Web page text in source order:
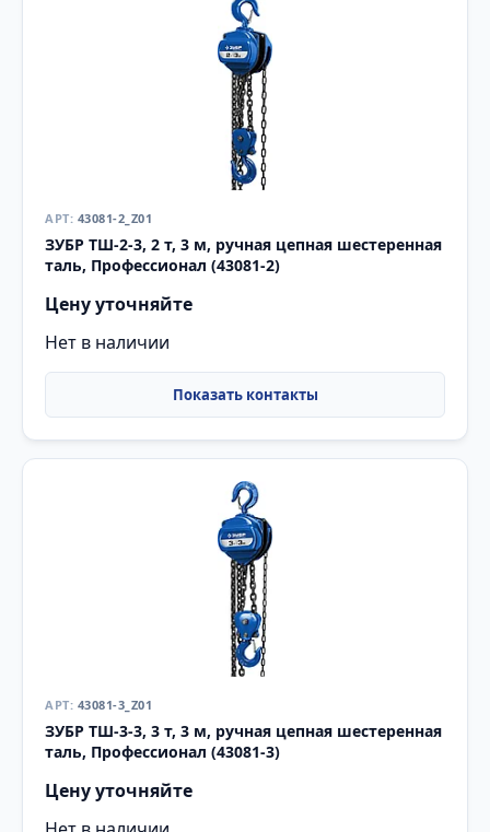
43081-2_Z01
ЗУБР ТШ-2-3, 2 т, 3 м, ручная цепная шестеренная
таль, Профессионал (43081-2)
Цену уточняйте
Нет в наличии
43081-3_Z01
ЗУБР ТШ-3-3, 3 т, 3 м, ручная цепная шестеренная
таль, Профессионал (43081-3)
Цену уточняйте